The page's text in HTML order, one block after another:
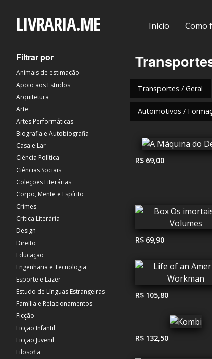
LIVRARIA.ME Início Como
Filtrar por
Animais de estimação
Apoio aos Estudos
Arquitetura
Arte
Artes Performáticas
Biografia e Autobiografia
Casa e Lar
Ciência Política
Ciências Sociais
Coleções Literárias
Corpo, Mente e Espírito
Crimes
Crítica Literária
Design
Direito
Educação
Engenharia e Tecnologia
Esporte e Lazer
Estudo de Línguas Estrangeiras
Família e Relacionamentos
Ficção
Ficção Infantil
Ficção Juvenil
Filosofia
Transportes / Geral
Automotivos /
R$ 69,00
R$ 69,90
R$ 105,80
R$ 132,50